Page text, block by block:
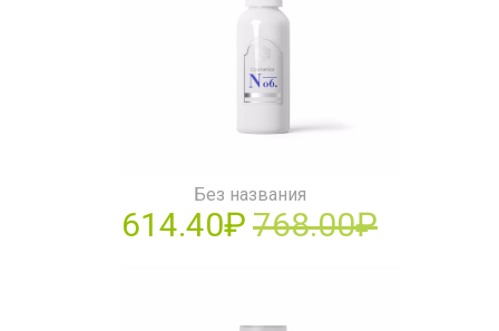
Без названия
614.40₽ 768.00₽